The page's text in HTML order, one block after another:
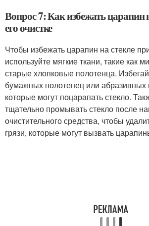
Вопрос 7: Как избежать царапин
его очистке
Чтобы избежать царапин на стекле
используйте мягкие ткани, такие как
старые хлопковые полотенца.
бумажных полотенец или абразивных
которые могут поцарапать стекло.
тщательно промывать стекло после
очистительного средства, чтобы
грязи, которые могут вызвать